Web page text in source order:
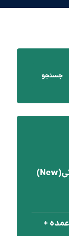
جستجو
قیمت یخدان پلاستیکی(New)
+